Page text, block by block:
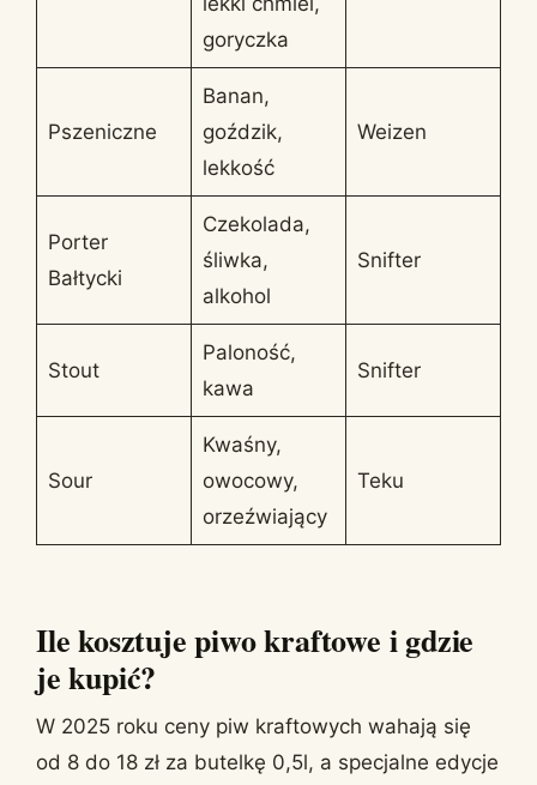
goryczka
Pszeniczne
Banan,
goździk,
lekkość
Weizen
Porter
Bałtycki
Czekolada,
śliwka,
alkohol
Snifter
Stout
Paloność,
kawa
Snifter
Sour
Kwaśny,
owocowy,
orzeźwiający
Teku
Ile kosztuje piwo kraftowe i gdzie
je kupić?
W 2025 roku ceny piw kraftowych wahają się
od 8 do 18 zł za butelkę 0,5l, a specjalne edycje